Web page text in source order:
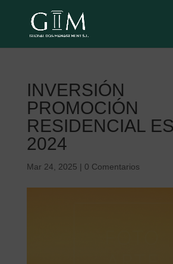
INVERSIÓN
PROMOCIÓN
RESIDENCIAL
2024
Mar 24, 2025 | 0 Comentarios